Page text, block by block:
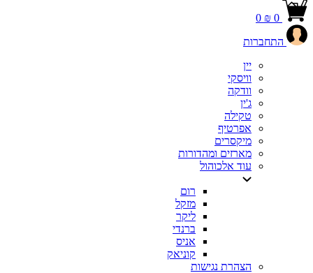
0
0 ₪
התחברות
יין
וויסקי
וודקה
ג'ין
טקילה
אפרטיף
מיקסרים
מארזים ומהדורות
עוד אלכוהול
רום
מזקל
ליקר
ברנדי
אניס
קוניאק
הצהרת נגישות